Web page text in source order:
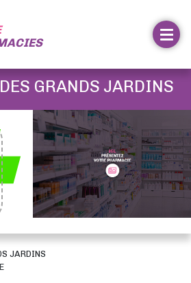
GRANDS JARDINS
JARDINS